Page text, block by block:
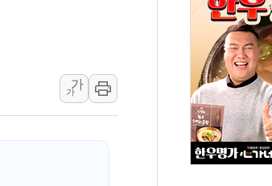
미래에셋자산운용 "변동성 커진 AI 반도체, 메모리 넘
반도체 대형주 급락에 코스피 4%↓…매도 사이드카 발
카카오뱅크 '모임통장'의 락인 효과, '모임주' 이자 기여
더본코리아 홍콩반점, '부산 돼지국밥짬뽕' 2주간 전국
ADT캡스, 매장 운영·보안 통합관리 앱 출시
LGU+, 국내 IDaaS 최초 클라우드 보안인증 획득
환율 100원 빠지면 현대차 영업익 2.2조 증발...하반기 '
가
가